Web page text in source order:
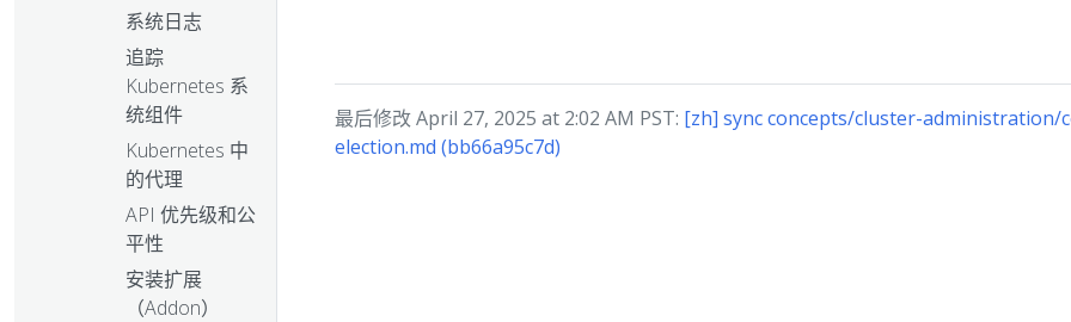
系统日志
追踪
Kubernetes 系
统组件
Kubernetes 中
的代理
API 优先级和公
平性
安装扩展
（Addon）
最后修改 April 27, 2025 at 2:02 AM PST: [zh] sync concepts/cluster-administration/
election.md (bb66a95c7d)